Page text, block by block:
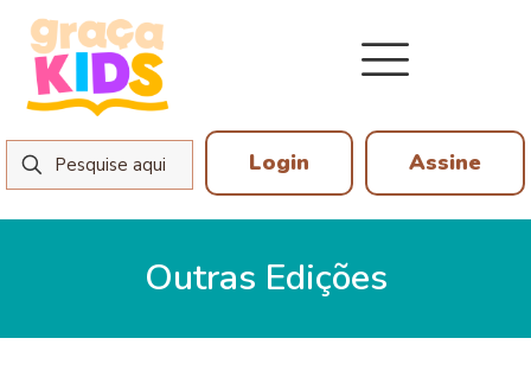
Login Assine
Outras Edições